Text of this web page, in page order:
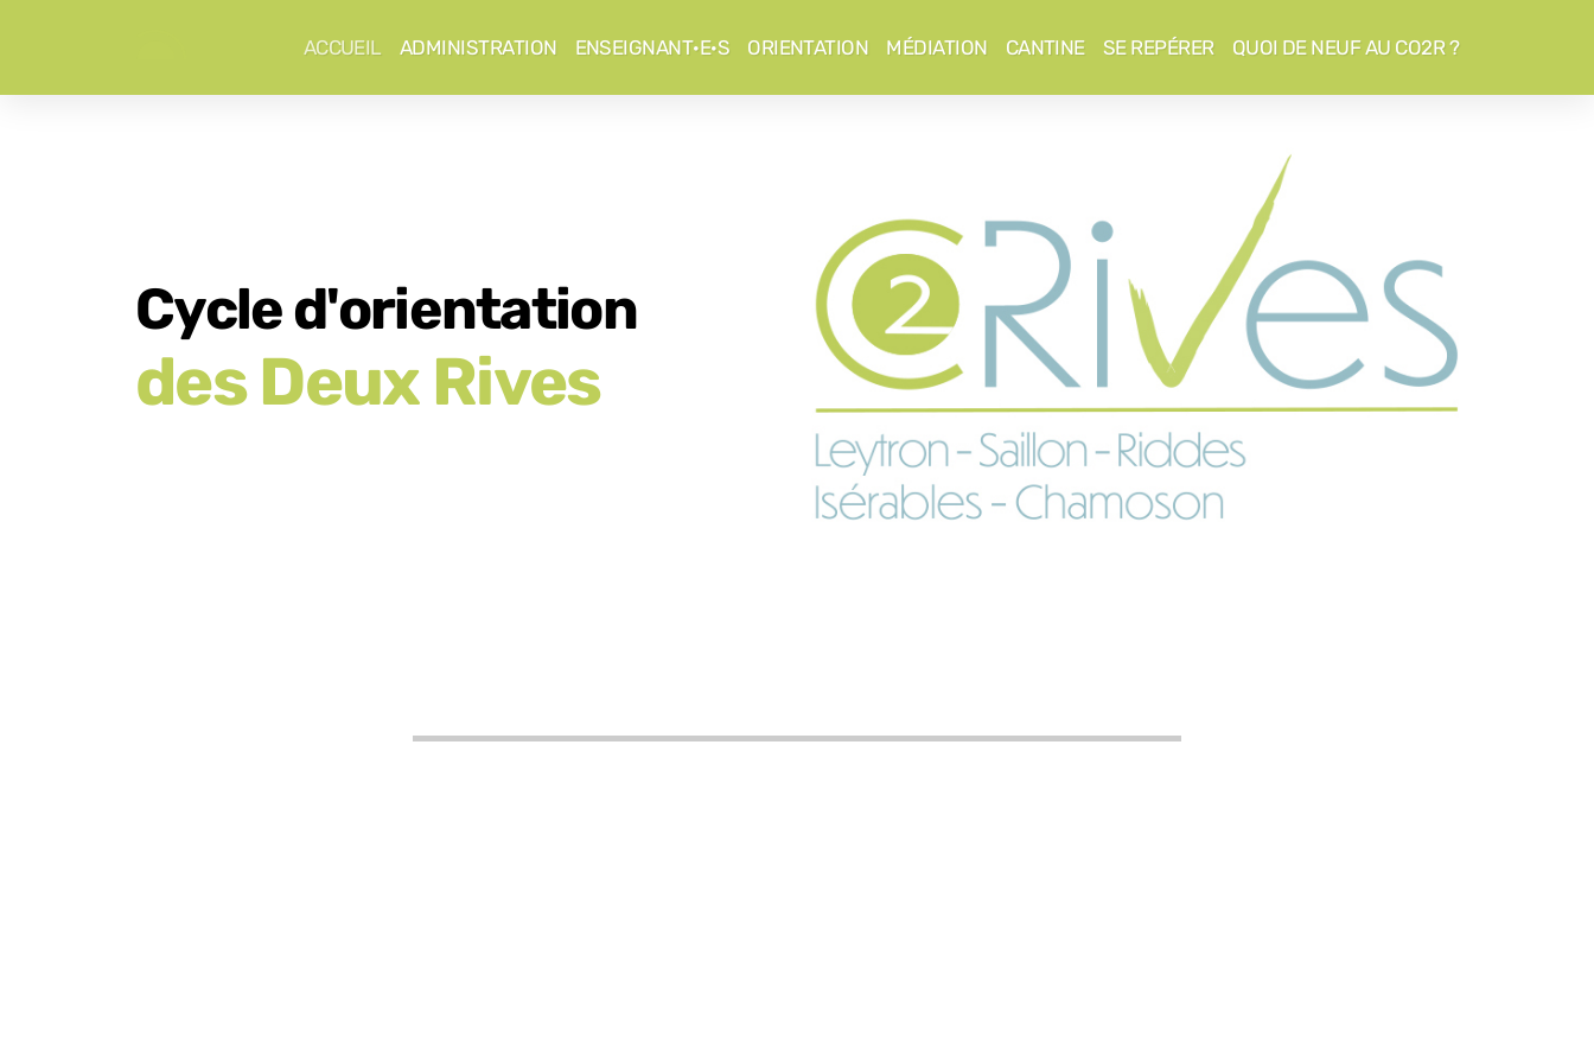
ACCUEIL ADMINISTRATION ENSEIGNANT·E·S ORIENTATION MÉDIATION CANTINE SE REPÉRER QUOI DE NEUF AU CO2R ?
Cycle d'orientation
des Deux Rives